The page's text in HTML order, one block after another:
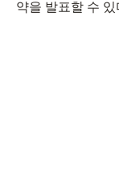
약을 발표할 수 있